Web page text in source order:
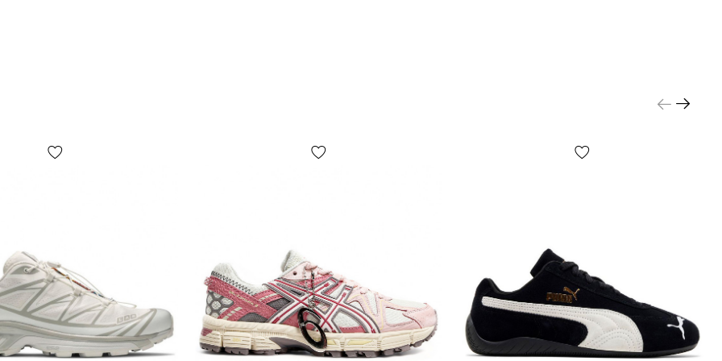
размер»). Сопоставьте длину стопы с размерной сеткой
легко ошибитесь. Не зависимо от пола и возраста
подросткам и мужчинам, при необходимости, подходят
размеры меньше 40, а женщинам — больше 41.